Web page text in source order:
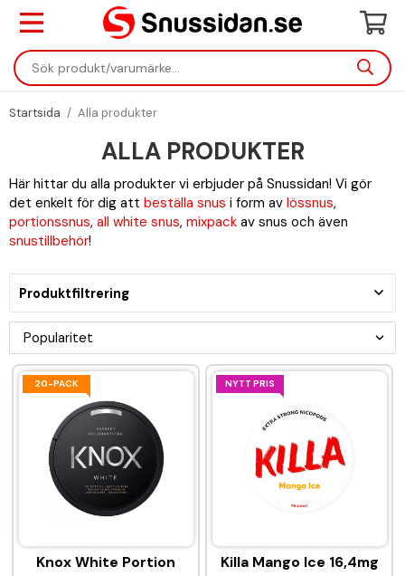
Startsida / Alla produkter
ALLA PRODUKTER
Här hittar du alla produkter vi erbjuder på Snussidan! Vi gör
det enkelt för dig att beställa snus i form av lössnus,
portionssnus, all white snus, mixpack av snus och även
snustillbehör!
Produktfiltrering
20-PACK
Knox White Portion
NYTT PRIS
Killa Mango Ice 16,4mg